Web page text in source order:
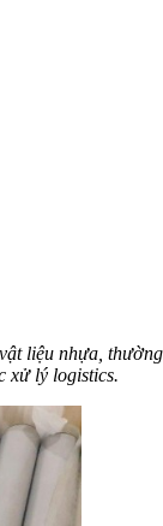
liệu nhựa,
xử lý logistics.